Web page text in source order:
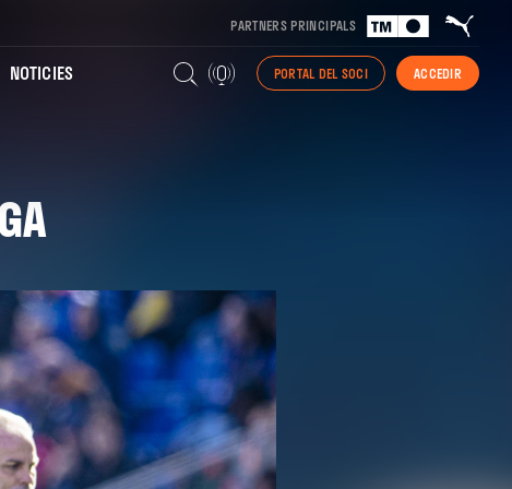
PARTNERS PRINCIPALS
NOTICIES PORTAL DEL SOCI ACCEDIR